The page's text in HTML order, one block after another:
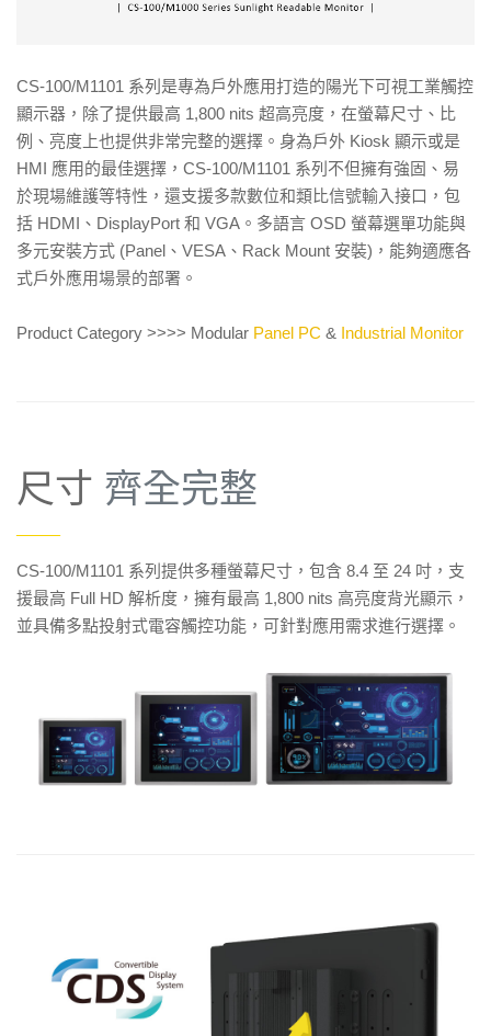
CS-100/M1101 系列是專為戶外應用打造的陽光下可視工業觸控
顯示器，除了提供最高 1,800 nits 超高亮度，在螢幕尺寸、比
例、亮度上也提供非常完整的選擇。身為戶外 Kiosk 顯示或是
HMI 應用的最佳選擇，CS-100/M1101 系列不但擁有強固、易
於現場維護等特性，還支援多款數位和類比信號輸入接口，包
括 HDMI、DisplayPort 和 VGA。多語言 OSD 螢幕選單功能與
多元安裝方式 (Panel、VESA、Rack Mount 安裝)，能夠適應各
式戶外應用場景的部署。
Product Category >>>> Modular Panel PC & Industrial Monitor
尺寸 齊全完整
——
CS-100/M1101 系列提供多種螢幕尺寸，包含 8.4 至 24 吋，支
援最高 Full HD 解析度，擁有最高 1,800 nits 高亮度背光顯示，
並具備多點投射式電容觸控功能，可針對應用需求進行選擇。